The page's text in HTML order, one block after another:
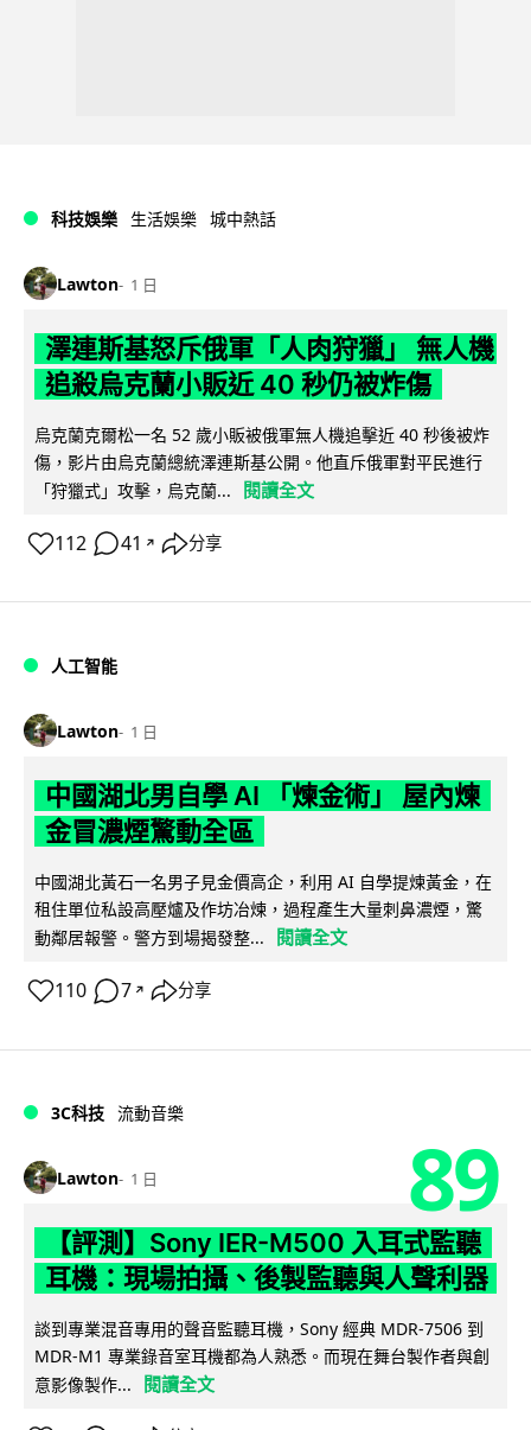
科技娛樂 生活娛樂 城中熱話
Lawton 1 日
澤連斯基怒斥俄軍「人肉狩獵」 無人機
追殺烏克蘭小販近 40 秒仍被炸傷
烏克蘭克爾松一名 52 歲小販被俄軍無人機追擊近 40 秒後被炸
傷，影片由烏克蘭總統澤連斯基公開。他直斥俄軍對平民進行
「狩獵式」攻擊，烏克蘭...
閱讀全文
112 41 ↗ 分享
人工智能
Lawton 1 日
中國湖北男自學 AI 「煉金術」 屋內煉
金冒濃煙驚動全區
中國湖北黃石一名男子見金價高企，利用 AI 自學提煉黃金，在
租住單位私設高壓爐及作坊冶煉，過程產生大量刺鼻濃煙，驚
動鄰居報警。警方到場揭發整...
閱讀全文
110 7 ↗ 分享
3C科技 流動音樂
Lawton 1 日 89
【評測】Sony IER-M500 入耳式監聽
耳機：現場拍攝、後製監聽與人聲利器
談到專業混音專用的聲音監聽耳機，Sony 經典 MDR-7506 到
MDR-M1 專業錄音室耳機都為人熟悉。而現在舞台製作者與創
意影像製作...
閱讀全文